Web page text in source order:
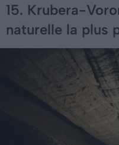
15. Krubera-
naturelle la plus